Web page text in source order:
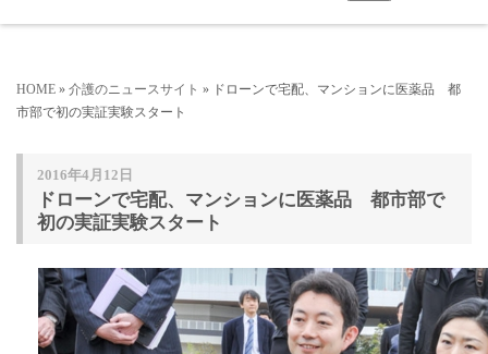
HOME » 介護のニュースサイト » ドローンで宅配、マンションに医薬品 都
市部で初の実証実験スタート
2016年4月12日
ドローンで宅配、マンションに医薬品 都市部で
初の実証実験スタート